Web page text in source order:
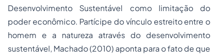
Desenvolvimento Sustentável como limitação do
poder econômico. Partícipe do vínculo estreito entre o
homem e a natureza através do desenvolvimento
sustentável, Machado (2010) aponta para o fato de que